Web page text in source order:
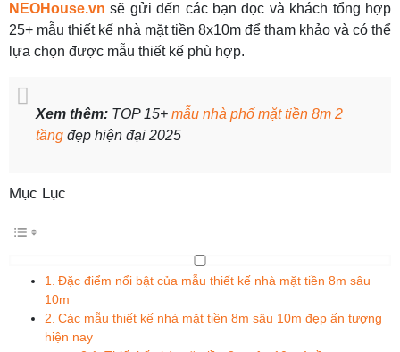
NEOHouse.vn sẽ gửi đến các bạn đọc và khách tổng hợp
25+ mẫu thiết kế nhà mặt tiền 8x10m để tham khảo và có thể
lựa chọn được mẫu thiết kế phù hợp.
Xem thêm: TOP 15+ mẫu nhà phố mặt tiền 8m 2
tầng đẹp hiện đại 2025
Mục Lục
Đặc điểm nổi bật của mẫu thiết kế nhà mặt tiền 8m sâu
10m
Các mẫu thiết kế nhà mặt tiền 8m sâu 10m đẹp ấn tượng
hiện nay